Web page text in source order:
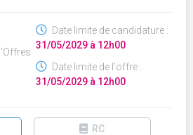
Date limite de candidature :
31/05/2029 à 12h00
Date limite de l'offre :
31/05/2029 à 12h00
RC